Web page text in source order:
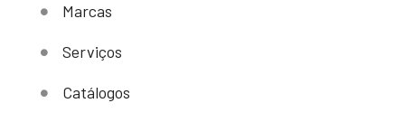
Marcas
Serviços
Catálogos